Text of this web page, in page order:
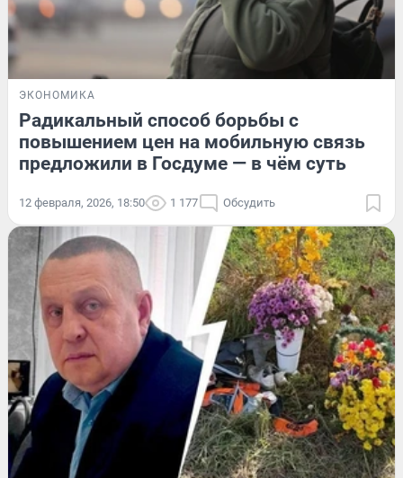
ЭКОНОМИКА
Радикальный способ борьбы с
повышением цен на мобильную связь
предложили в Госдуме — в чём суть
12 февраля, 2026, 18:50 1 177 Обсудить